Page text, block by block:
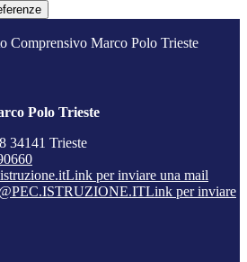
Comprensivo Marco Polo Trieste
Polo Trieste
34141 Trieste
Link per inviare una mail
Link per inviare